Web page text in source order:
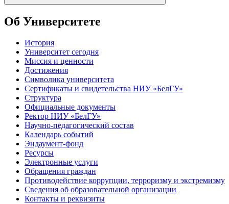
Об Университете
История
Университет сегодня
Миссия и ценности
Достижения
Символика университета
Сертификаты и свидетельства НИУ «БелГУ»
Структура
Официальные документы
Ректор НИУ «БелГУ»
Научно-педагогический состав
Календарь событий
Эндаумент-фонд
Ресурсы
Электронные услуги
Обращения граждан
Противодействие коррупции, терроризму и экстремизму
Сведения об образовательной организации
Контакты и реквизиты